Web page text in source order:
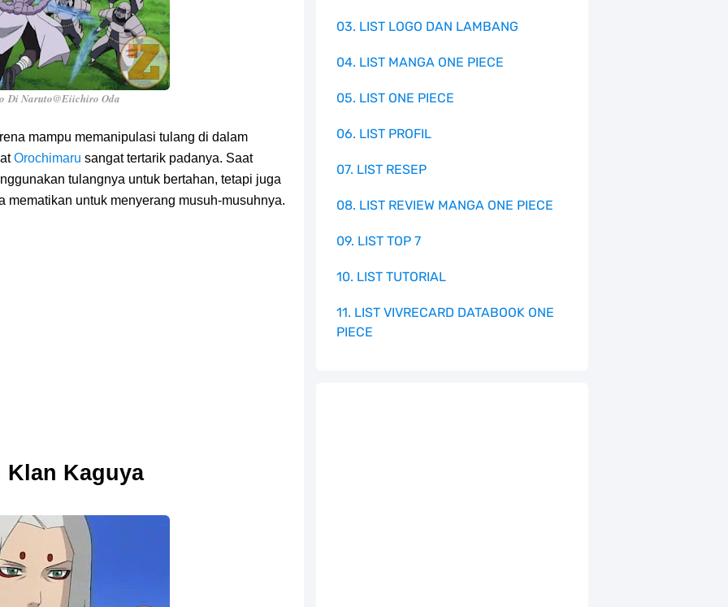
Yang Memiliki Nama Lain Terang Bulan
Di Naruto@Eiichiro Oda
mampu memanipulasi tulang di dalam
Orochimaru sangat tertarik padanya. Saat
tulangnya untuk bertahan, tetapi juga
mematikan untuk menyerang musuh-musuhnya.
Klan Kaguya
03. LIST LOGO DAN LAMBANG
04. LIST MANGA ONE PIECE
05. LIST ONE PIECE
06. LIST PROFIL
07. LIST RESEP
08. LIST REVIEW MANGA ONE PIECE
09. LIST TOP 7
10. LIST TUTORIAL
11. LIST VIVRECARD DATABOOK ONE
PIECE